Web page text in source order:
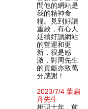
間他的網站是
我的精神食
糧。見到好讀
重啟，有心人
延續好讀網站
的營運和更
新，很是感
激，對周先生
的貢獻亦致萬
分感謝！
2023/7/4 葉扁
舟先生
相识十年，前